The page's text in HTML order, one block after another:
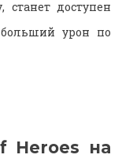
доступен
урон по
Heroes на